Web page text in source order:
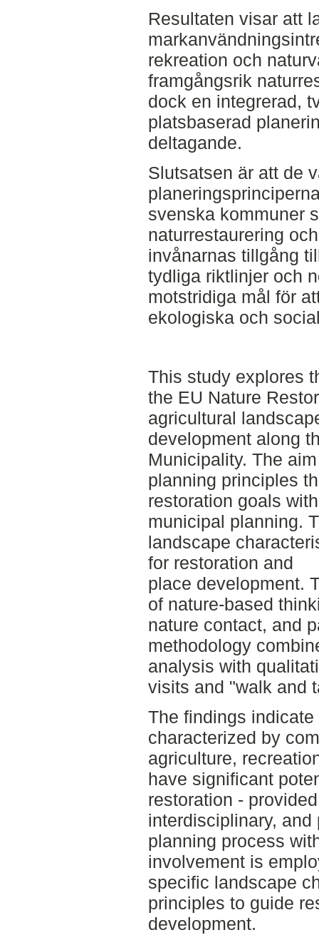
Resultaten visar att
rekreation och
framgångsrik
dock en integrerad,
platsbaserad
deltagande.
Slutsatsen är att de
svenska kommuner
naturrestaurering
invånarnas tillgång
tydliga riktlinjer och
motstridiga mål för
ekologiska och
This study explores
the EU Nature
agricultural
development along
Municipality. The
planning principles
restoration goals
municipal planning.
landscape
for restoration and
place development.
of nature-based
nature contact, and
methodology
analysis with
visits and "walk and
The findings
characterized by
agriculture,
have significant
restoration -
interdisciplinary, and
planning process
involvement is
specific landscape
principles to guide
development.